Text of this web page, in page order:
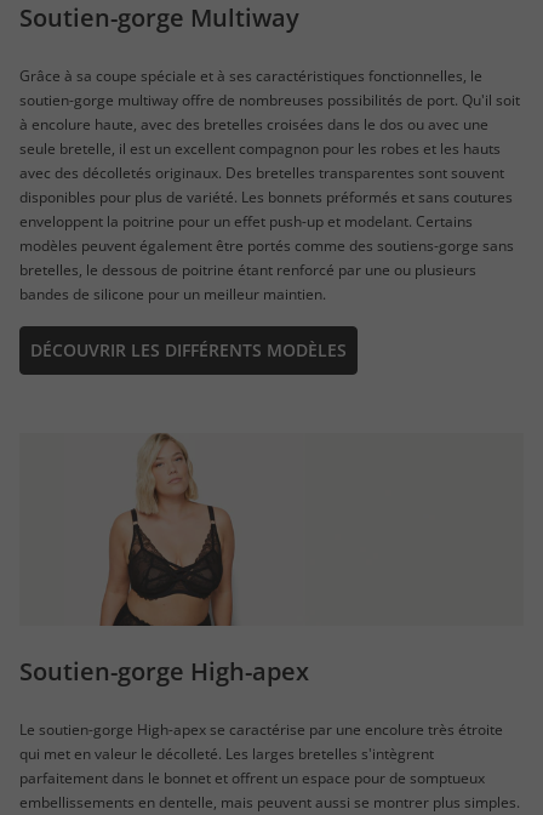
Soutien-gorge Multiway
Grâce à sa coupe spéciale et à ses caractéristiques fonctionnelles, le
soutien-gorge multiway offre de nombreuses possibilités de port. Qu'il soit
à encolure haute, avec des bretelles croisées dans le dos ou avec une
seule bretelle, il est un excellent compagnon pour les robes et les hauts
avec des décolletés originaux. Des bretelles transparentes sont souvent
disponibles pour plus de variété. Les bonnets préformés et sans coutures
enveloppent la poitrine pour un effet push-up et modelant. Certains
modèles peuvent également être portés comme des soutiens-gorge sans
bretelles, le dessous de poitrine étant renforcé par une ou plusieurs
bandes de silicone pour un meilleur maintien.
DÉCOUVRIR LES DIFFÉRENTS MODÈLES
Soutien-gorge High-apex
Le soutien-gorge High-apex se caractérise par une encolure très étroite
qui met en valeur le décolleté. Les larges bretelles s'intègrent
parfaitement dans le bonnet et offrent un espace pour de somptueux
embellissements en dentelle, mais peuvent aussi se montrer plus simples.